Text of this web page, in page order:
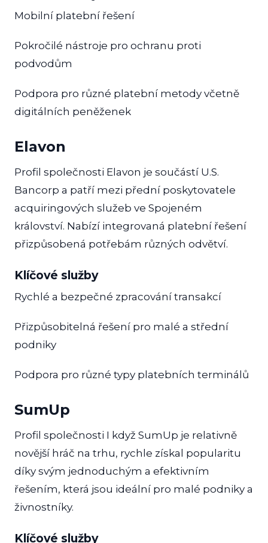
Mobilní platební řešení
Pokročilé nástroje pro ochranu proti
podvodům
Podpora pro různé platební metody včetně
digitálních peněženek
Elavon
Profil společnosti Elavon je součástí U.S.
Bancorp a patří mezi přední poskytovatele
acquiringových služeb ve Spojeném
království. Nabízí integrovaná platební řešení
přizpůsobená potřebám různých odvětví.
Klíčové služby
Rychlé a bezpečné zpracování transakcí
Přizpůsobitelná řešení pro malé a střední
podniky
Podpora pro různé typy platebních terminálů
SumUp
Profil společnosti I když SumUp je relativně
novější hráč na trhu, rychle získal popularitu
díky svým jednoduchým a efektivním
řešením, která jsou ideální pro malé podniky a
živnostníky.
Klíčové služby